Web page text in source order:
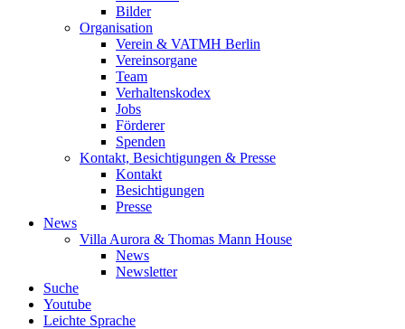
Bilder
Organisation
Verein & VATMH Berlin
Vereinsorgane
Team
Verhaltenskodex
Jobs
Förderer
Spenden
Kontakt, Besichtigungen & Presse
Kontakt
Besichtigungen
Presse
News
Villa Aurora & Thomas Mann House
News
Newsletter
Suche
Youtube
Leichte Sprache